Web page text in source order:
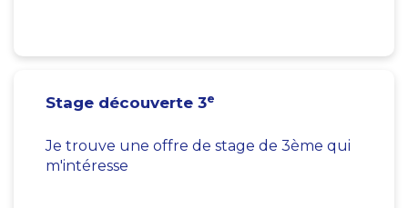
Stage découverte 3e
Je trouve une offre de stage de 3ème qui
m'intéresse